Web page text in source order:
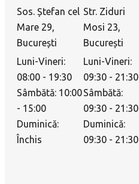
Sos. Ștefan cel
Mare 29,
București
Luni-Vineri:
08:00 - 19:30
Sâmbătă: 10:00
- 15:00
Duminică:
Închis
Str. Ziduri
Mosi 23,
București
Luni-Vineri:
09:30 - 21:30
Sâmbătă:
09:30 - 21:30
Duminică:
09:30 - 21:30